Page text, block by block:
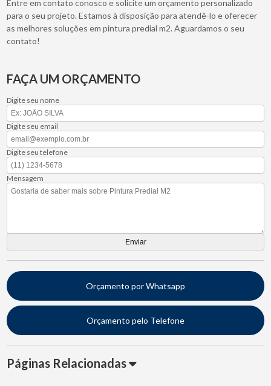
Entre em contato conosco e solicite um orçamento personalizado
para o seu projeto. Estamos à disposição para atendê-lo e oferecer
as melhores soluções em pintura predial m2. Aguardamos o seu
contato!
FAÇA UM ORÇAMENTO
Digite seu nome
Digite seu email
Digite seu telefone
Mensagem
Orçamento por Whatsapp
Orçamento pelo Telefone
Páginas Relacionadas